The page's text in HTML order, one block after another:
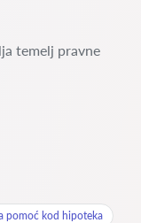
temelj pravne
pomoć kod hipoteka